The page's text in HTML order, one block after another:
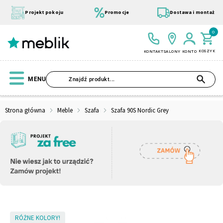
treści
Projekt pokoju Promocje Dostawa i montaż
KONTAKTSALONY KONTO KOSZYK
0
MENU
Strona główna Meble Szafa Szafa 90S Nordic Grey
SkipRÓŻNE KOLORY!
Wszystkie Kolekcje Modułowe
Szafa Łóżko
Materace Pufy